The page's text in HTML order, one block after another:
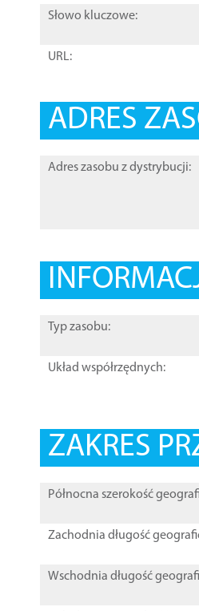
Słowo kluczowe:
URL:
ADRES
Adres zasobu z dystrybucji:
Typ zasobu:
Układ współrzędnych:
ZAKRES
Północna szerokość
Zachodnia długość
Wschodnia długość